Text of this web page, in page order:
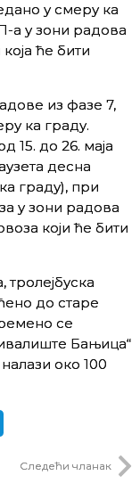
у смеру ка
а у зони радова
ће бити
из фазе 7,
ка граду.
15. до 26. маја
десна
граду), при
у зони радова
који ће бити
до старе
се
Бањица“
око 100
Следећи чланак